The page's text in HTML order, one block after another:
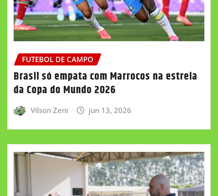
FUTEBOL DE CAMPO
Brasil só empata com Marrocos na estreia
da Copa do Mundo 2026
Vilson Zeni jun 13, 2026